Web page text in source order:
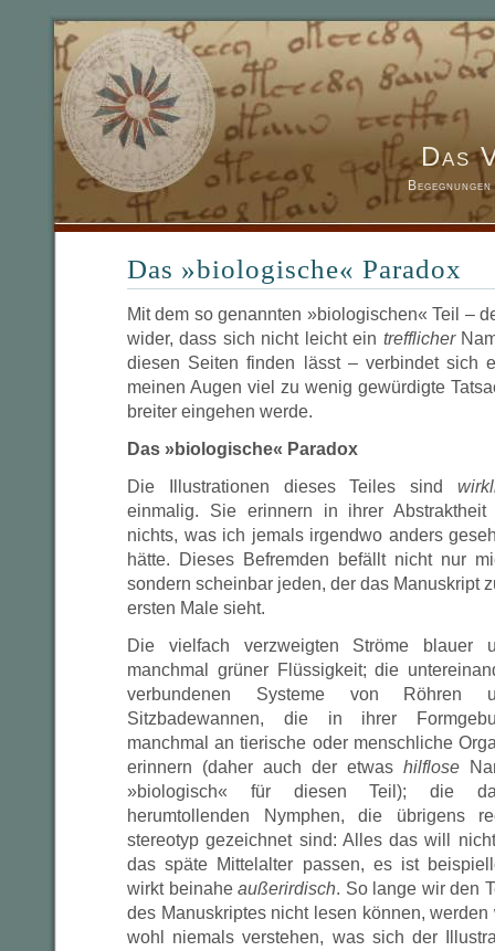
Das
Das »biologische« Paradox
Mit dem so genannten »biologischen« Teil –
wider, dass sich nicht leicht ein trefflicher
diesen Seiten finden lässt – verbindet sich
meinen Augen viel zu wenig gewürdigte
breiter eingehen werde.
Das »biologische« Paradox
Die Illustrationen dieses Teiles sind
einmalig. Sie erinnern in ihrer Abstraktheit
nichts, was ich jemals irgendwo anders
hätte. Dieses Befremden befällt nicht nur
sondern scheinbar jeden, der das Manuskript
ersten Male sieht.
Die vielfach verzweigten Ströme blauer
manchmal grüner Flüssigkeit; die
verbundenen Systeme von Röhren
Sitzbadewannen, die in ihrer
manchmal an tierische oder menschliche
erinnern (daher auch der etwas hilflose
»biologisch« für diesen Teil); die
herumtollenden Nymphen, die übrigens
stereotyp gezeichnet sind: Alles das will
das späte Mittelalter passen, es ist
wirkt beinaheaußerirdisch. So lange wir den
des Manuskriptes nicht lesen können, werden
wohl niemals verstehen, was sich der